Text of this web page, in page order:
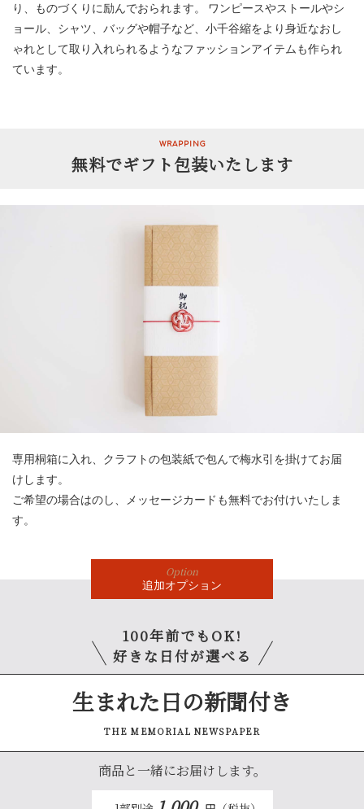
り、ものづくりに励んでおられます。 ワンピースやストールやシ
ョール、シャツ、バッグや帽子など、小千谷縮をより身近なおし
ゃれとして取り入れられるようなファッションアイテムも作られ
ています。
WRAPPING
無料でギフト包装いたします
専用桐箱に入れ、クラフトの包装紙で包んで梅水引を掛けてお届
けします。
ご希望の場合はのし、メッセージカードも無料でお付けいたしま
す。
Option
追加オプション
100年前でもOK!
好きな日付が選べる
生まれた日の新聞付き
THE MEMORIAL NEWSPAPER
商品と一緒にお届けします。